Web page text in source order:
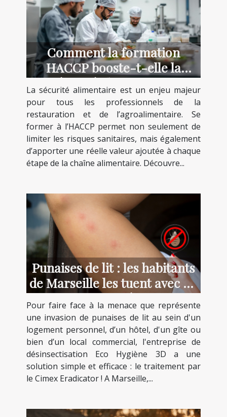
Comment la formation
HACCP booste-t-elle la
sécurité alimentaire ?
La sécurité alimentaire est un enjeu majeur
pour tous les professionnels de la
restauration et de l’agroalimentaire. Se
former à l’HACCP permet non seulement de
limiter les risques sanitaires, mais également
d’apporter une réelle valeur ajoutée à chaque
étape de la chaîne alimentaire. Découvre...
Punaises de lit : les habitants
de Marseille les tuent avec un
traitement spécifique !
Pour faire face à la menace que représente
une invasion de punaises de lit au sein d'un
logement personnel, d’un hôtel, d'un gîte ou
bien d’un local commercial, l'entreprise de
désinsectisation Eco Hygiène 3D a une
solution simple et efficace : le traitement par
le Cimex Eradicator ! A Marseille,...